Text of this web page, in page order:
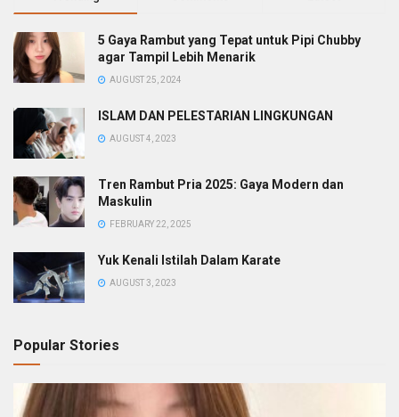
5 Gaya Rambut yang Tepat untuk Pipi Chubby
agar Tampil Lebih Menarik
AUGUST 25, 2024
ISLAM DAN PELESTARIAN LINGKUNGAN
AUGUST 4, 2023
Tren Rambut Pria 2025: Gaya Modern dan
Maskulin
FEBRUARY 22, 2025
Yuk Kenali Istilah Dalam Karate
AUGUST 3, 2023
Popular Stories